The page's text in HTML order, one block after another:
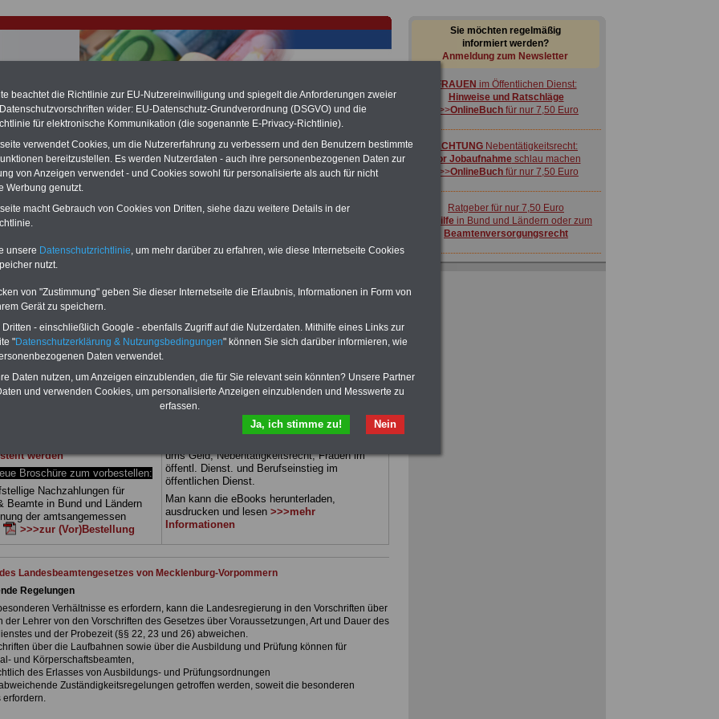
für Beamte & Ruhestandsbeamte (zu geringe Alimentation)
hat die Landesbesoldung von Berlin für die Jahre 2008 bis
erklärt (Berlin muss bisMärz 2027 eine Neuregelung der
die zun hohen Nachzahlungen führen wird). Auch beim Bund
wird es hohe Nachzahlungen geben (Medienberichten
alle (!) Beamtezwischen mind.
hierzu eine Broschüre heraus, die unmittelbar nach dem Beschluss des
der Bundesregierung vorgelegt wird (wahrscheinlich im Quartal.2026
mit drei Ratgebern für nur
für Beamtinnen
drei Ratgeber sind übersichtlich
erläutern auch komplizierte
werden
Broschüre zum vorbestellen:
Nachzahlungen für
Beamte in Bund und Ländern
der amtsangemessen
>>>zur (Vor)Bestellung
PDF-SERVICE:
Zehn Bücher bzw. eBooks zu wichtigen
Jahr können Sie zehn Bücher als eBook
herunterladen, auch für Beschäftigte - Beamte
und Tarifbeschäftigte - des
Mecklenburg-Vorpommerngeeignet: die
Bücher behandeln Beamtenrecht, Besoldung,
ums Geld, Nebentätigkeitsrecht, Frauen im
öffentl. Dienst. und Berufseinstieg im
öffentlichen Dienst.
Man kann die eBooks herunterladen,
ausdrucken und lesen >>>mehr
Informationen
Landesbeamtengesetzes von Mecklenburg-Vorpommern
Regelungen
Verhältnisse es erfordern, kann die Landesregierung in den Vorschriften über
der Lehrer von den Vorschriften des Gesetzes über Voraussetzungen, Art und Dauer des
und der Probezeit (§§ 22, 23 und 26) abweichen.
über die Laufbahnen sowie über die Ausbildung und Prüfung können für
und Körperschaftsbeamten,
des Erlasses von Ausbildungs- und Prüfungsordnungen
Zuständigkeitsregelungen getroffen werden, soweit die besonderen
erfordern.
Sie möchten regelmäßig
informiert werden?
Anmeldung zum Newsletter
FRAUEN im Öffentlichen Dienst:
Hinweise und Ratschläge
>>>OnlineBuch für nur 7,50 Euro
ACHTUNG Nebentätigkeitsrecht:
vor Jobaufnahmeschlau machen
>>>OnlineBuch für nur 7,50 Euro
Ratgeber für nur 7,50 Euro
Beihilfe in Bund und Ländern oder zum
Beamtenversorgungsrecht
beachtet die Richtlinie zur EU-Nutzereinwilligung und spiegelt die Anforderungen zweier
wider: EU-Datenschutz-Grundverordnung (DSGVO) und die
für elektronische Kommunikation (die sogenannte E-Privacy-Richtlinie).
verwendet Cookies, um die Nutzererfahrung zu verbessern und den Benutzern bestimmte
bereitzustellen. Es werden Nutzerdaten - auch ihre personenbezogenen Daten zur
von Anzeigen verwendet - und Cookies sowohl für personalisierte als auch für nicht
Werbung genutzt.
macht Gebrauch von Cookies von Dritten, siehe dazu weitere Details in der
unsere Datenschutzrichtlinie , um mehr darüber zu erfahren, wie diese Internetseite Cookies
nutzt.
von "Zustimmung" geben Sie dieser Internetseite die Erlaubnis, Informationen in Form von
Gerät zu speichern.
- einschließlich Google - ebenfalls Zugriff auf die Nutzerdaten. Mithilfe eines Links zur
"Datenschutzerklärung & Nutzungsbedingungen" können Sie sich darüber informieren, wie
Daten verwendet.
Daten nutzen, um Anzeigen einzublenden, die für Sie relevant sein könnten? Unsere Partner
und verwenden Cookies, um personalisierte Anzeigen einzublenden und Messwerte zu
erfassen.
Nein
Ja, ich stimme zu!